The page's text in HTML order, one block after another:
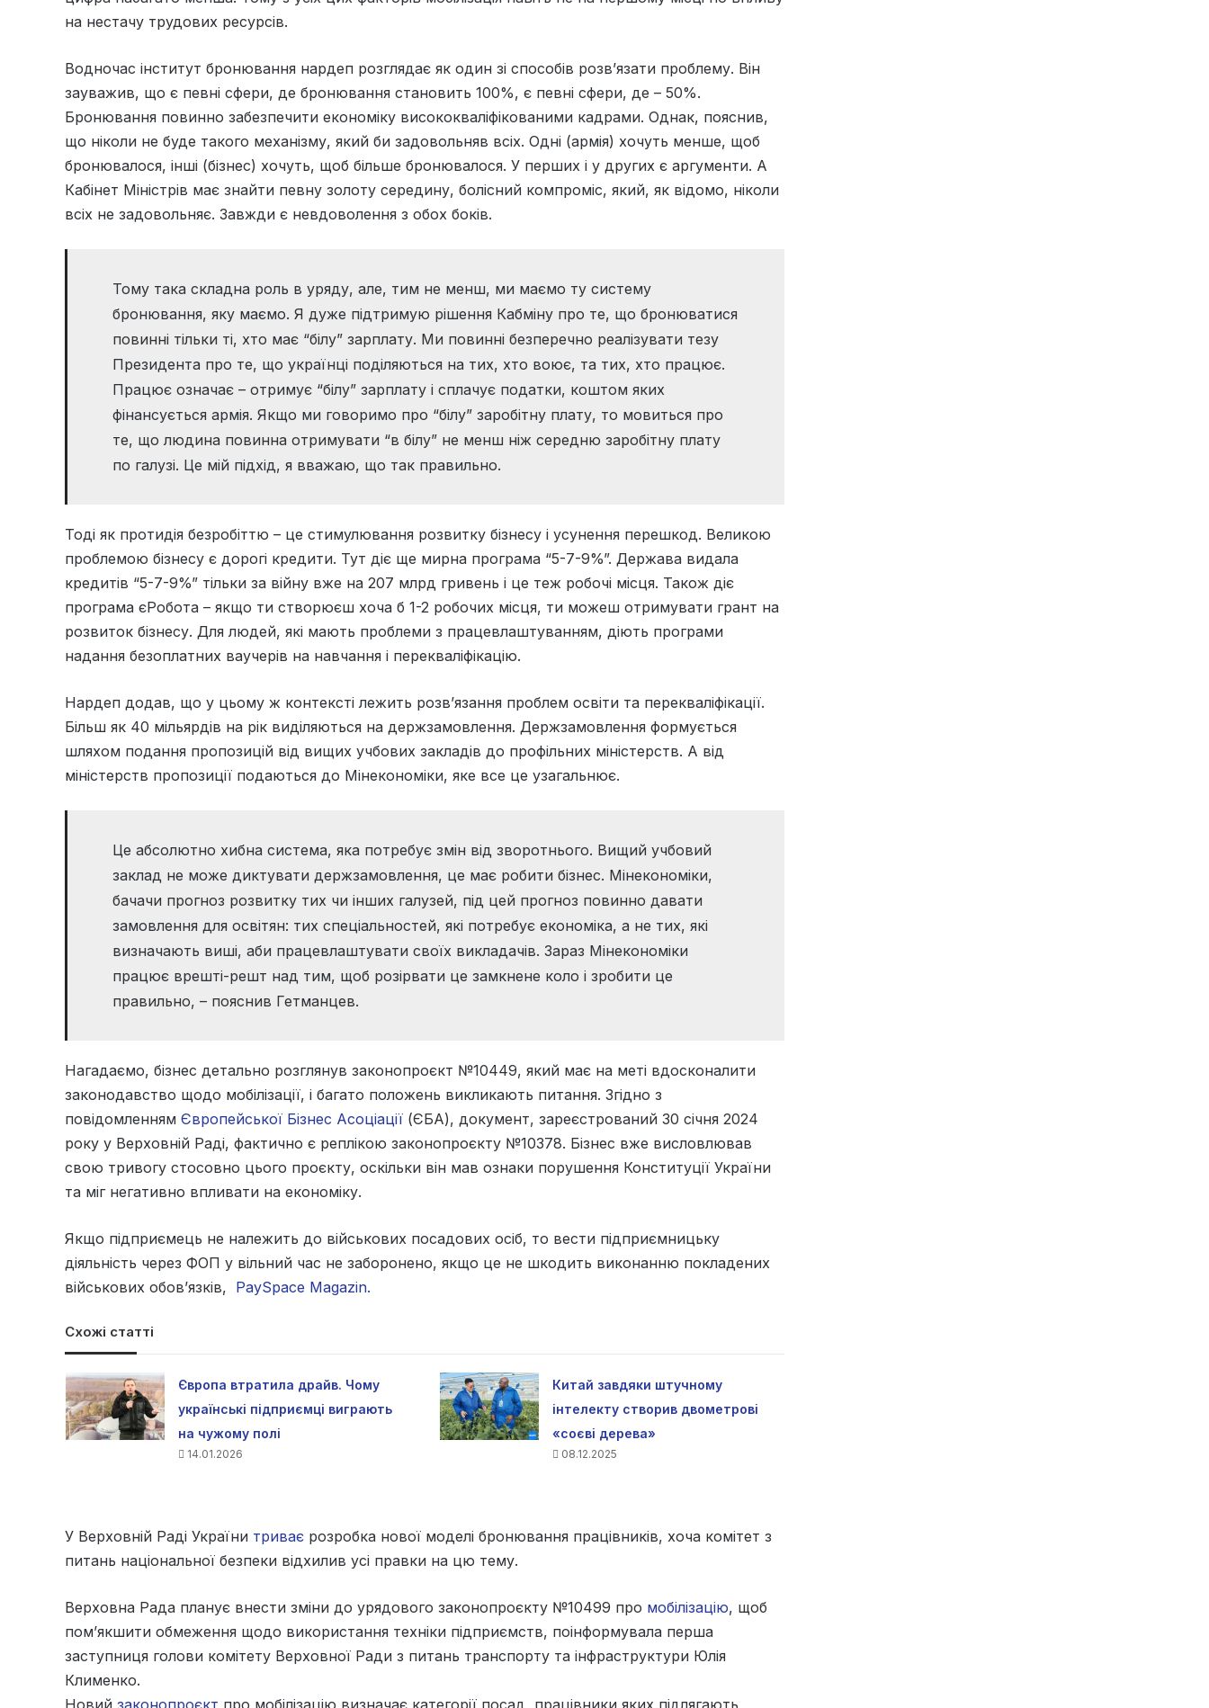
на нестачу трудових ресурсів.
Водночас інститут бронювання нардеп розглядає як один зі способів розв’язати проблему. Він
зауважив, що є певні сфери, де бронювання становить 100%, є певні сфери, де – 50%.
Бронювання повинно забезпечити економіку висококваліфікованими кадрами. Однак, пояснив,
що ніколи не буде такого механізму, який би задовольняв всіх. Одні (армія) хочуть менше, щоб
бронювалося, інші (бізнес) хочуть, щоб більше бронювалося. У перших і у других є аргументи. А
Кабінет Міністрів має знайти певну золоту середину, болісний компроміс, який, як відомо, ніколи
всіх не задовольняє. Завжди є невдоволення з обох боків.
Тому така складна роль в уряду, але, тим не менш, ми маємо ту систему
бронювання, яку маємо. Я дуже підтримую рішення Кабміну про те, що бронюватися
повинні тільки ті, хто має “білу” зарплату. Ми повинні безперечно реалізувати тезу
Президента про те, що українці поділяються на тих, хто воює, та тих, хто працює.
Працює означає – отримує “білу” зарплату і сплачує податки, коштом яких
фінансується армія. Якщо ми говоримо про “білу” заробітну плату, то мовиться про
те, що людина повинна отримувати “в білу” не менш ніж середню заробітну плату
по галузі. Це мій підхід, я вважаю, що так правильно.
Тоді як протидія безробіттю – це стимулювання розвитку бізнесу і усунення перешкод. Великою
проблемою бізнесу є дорогі кредити. Тут діє ще мирна програма “5-7-9%”. Держава видала
кредитів “5-7-9%” тільки за війну вже на 207 млрд гривень і це теж робочі місця. Також діє
програма єРобота – якщо ти створюєш хоча б 1-2 робочих місця, ти можеш отримувати грант на
розвиток бізнесу. Для людей, які мають проблеми з працевлаштуванням, діють програми
надання безоплатних ваучерів на навчання і перекваліфікацію.
Нардеп додав, що у цьому ж контексті лежить розв’язання проблем освіти та перекваліфікації.
Більш як 40 мільярдів на рік виділяються на держзамовлення. Держзамовлення формується
шляхом подання пропозицій від вищих учбових закладів до профільних міністерств. А від
міністерств пропозиції подаються до Мінекономіки, яке все це узагальнює.
Це абсолютно хибна система, яка потребує змін від зворотнього. Вищий учбовий
заклад не може диктувати держзамовлення, це має робити бізнес. Мінекономіки,
бачачи прогноз розвитку тих чи інших галузей, під цей прогноз повинно давати
замовлення для освітян: тих спеціальностей, які потребує економіка, а не тих, які
визначають виші, аби працевлаштувати своїх викладачів. Зараз Мінекономіки
працює врешті-решт над тим, щоб розірвати це замкнене коло і зробити це
правильно, – пояснив Гетманцев.
Нагадаємо, бізнес детально розглянув законопроєкт №10449, який має на меті вдосконалити
законодавство щодо мобілізації, і багато положень викликають питання. Згідно з
повідомленням Європейської Бізнес Асоціації (ЄБА), документ, зареєстрований 30 січня 2024
року у Верховній Раді, фактично є реплікою законопроєкту №10378. Бізнес вже висловлював
свою тривогу стосовно цього проєкту, оскільки він мав ознаки порушення Конституції України
та міг негативно впливати на економіку.
Якщо підприємець не належить до військових посадових осіб, то вести підприємницьку
діяльність через ФОП у вільний час не заборонено, якщо це не шкодить виконанню покладених
військових обов’язків, PaySpace Magazin.
Схожі статті
Європа втратила драйв. Чому
українські підприємці виграють
на чужому полі
14.01.2026
Китай завдяки штучному
інтелекту створив двометрові
«соєві дерева»
08.12.2025
У Верховній Раді України триває розробка нової моделі бронювання працівників, хоча комітет з
питань національної безпеки відхилив усі правки на цю тему.
Верховна Рада планує внести зміни до урядового законопроєкту №10499 про мобілізацію, щоб
пом’якшити обмеження щодо використання техніки підприємств, поінформувала перша
заступниця голови комітету Верховної Ради з питань транспорту та інфраструктури Юлія
Клименко.